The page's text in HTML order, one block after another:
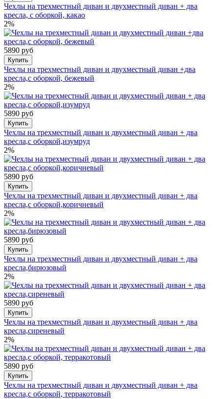
Чехлы на трехместный диван и двухместный диван + два
кресла, с оборкой, какао
2%
5890 руб
Купить
Чехлы на трехместный диван и двухместный диван +два
кресла,с оборкой, бежевый
2%
5890 руб
Купить
Чехлы на трехместный диван и двухместный диван + два
кресла,с оборкой,изумруд
2%
5890 руб
Купить
Чехлы на трехместный диван и двухместный диван + два
кресла,с оборкой,коричневый
2%
5890 руб
Купить
Чехлы на трехместный диван и двухместный диван + два
кресла,бирюзовый
2%
5890 руб
Купить
Чехлы на трехместный диван и двухместный диван + два
кресла,сиреневый
2%
5890 руб
Купить
Чехлы на трехместный диван и двухместный диван + два
кресла,с оборкой, терракотовый